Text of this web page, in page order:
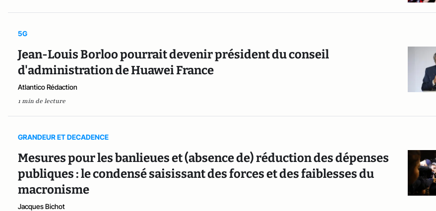
5G
Jean-Louis Borloo pourrait devenir président du conseil
d'administration de Huawei France
Atlantico Rédaction
1 min de lecture
GRANDEUR ET DECADENCE
Mesures pour les banlieues et (absence de) réduction des dépenses
publiques : le condensé saisissant des forces et des faiblesses du
macronisme
Jacques Bichot